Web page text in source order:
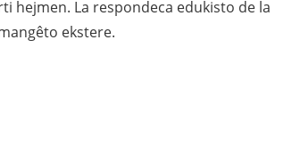
hejmen. La respondeca edukisto de la
ekstere.